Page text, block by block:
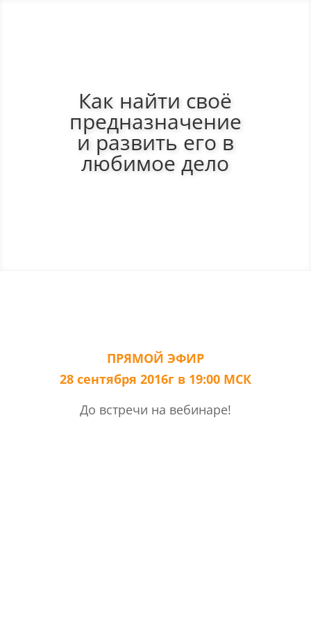
Как найти своё
предназначение
и развить его в
любимое дело
ПРЯМОЙ ЭФИР
28 сентября 2016г в 19:00 МСК
До встречи на вебинаре!